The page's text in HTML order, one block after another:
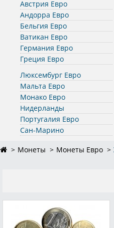
Австрия Евро
Андорра Евро
Бельгия Евро
Ватикан Евро
Германия Евро
Греция Евро
Люксембург Евро
Мальта Евро
Монако Евро
Нидерланды
Португалия Евро
Сан-Марино
Монеты Монеты Евро